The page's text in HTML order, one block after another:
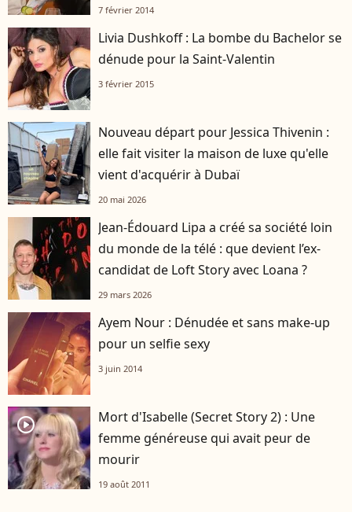
7 février 2014
Livia Dushkoff : La bombe du Bachelor se
dénude pour la Saint-Valentin
3 février 2015
Nouveau départ pour Jessica Thivenin :
elle fait visiter la maison de luxe qu'elle
vient d'acquérir à Dubaï
20 mai 2026
Jean-Édouard Lipa a créé sa société loin
du monde de la télé : que devient l’ex-
candidat de Loft Story avec Loana ?
29 mars 2026
Ayem Nour : Dénudée et sans make-up
pour un selfie sexy
3 juin 2014
player2
Mort d'Isabelle (Secret Story 2) : Une
femme généreuse qui avait peur de
mourir
19 août 2011